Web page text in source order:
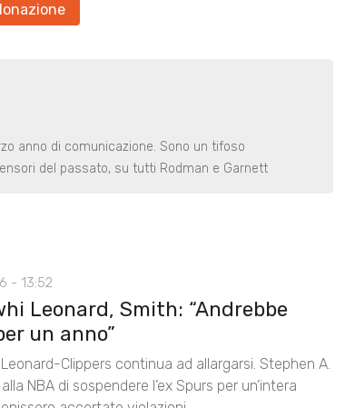
anno di comunicazione. Sono un tifoso
del passato, su tutti Rodman e Garnett
- 13:52
Leonard, Smith: “Andrebbe
un anno”
Clippers continua ad allargarsi. Stephen A.
NBA di sospendere l’ex Spurs per un’intera